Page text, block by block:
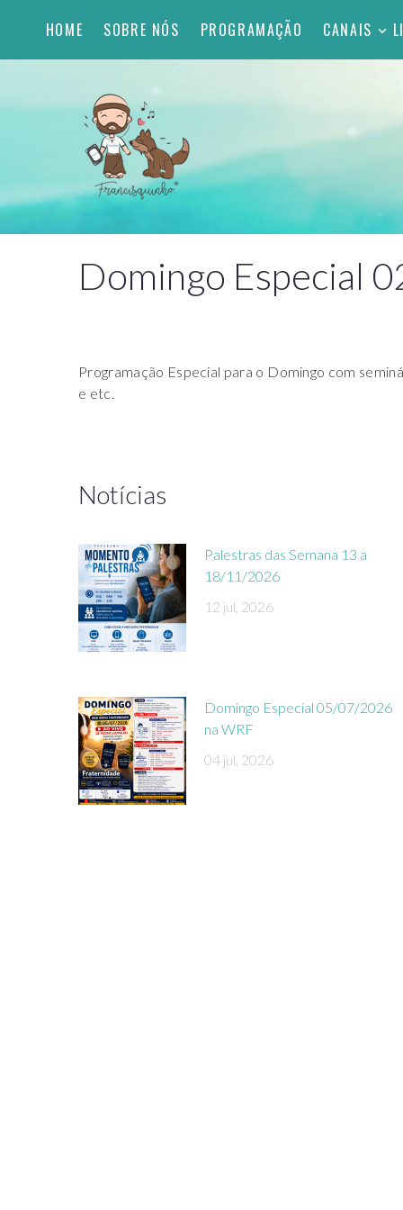
HOME SOBRE NÓS PROGRAMAÇÃO CANAIS
Domingo Especial
Programação Especial para o Domingo com
e etc.
Notícias
Palestras das Semana 13 a
18/11/2026
12 jul, 2026
Domingo Especial 05/07/2026
na WRF
04 jul, 2026